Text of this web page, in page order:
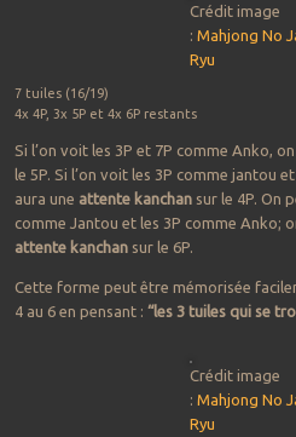
Crédit image
:MahjongNo
Ryu
7 tuiles (16/19)
4x 4P, 3x 5P et 4x 6P restants
Si l’on voit les 3P et 7P comme Anko,
le 5P. Si l’on voit les 3P comme jantou
aura une attente kanchansur le 4P. On
comme Jantou et les 3P comme Anko;
attente kanchansur le 6P.
Cette forme peut être mémorisée
4 au 6 en pensant : “les 3 tuiles qui se
Crédit image
:MahjongNo
Ryu